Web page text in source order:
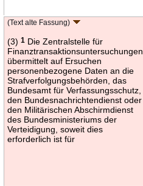
(Text alte Fassung)
(3)1 Die Zentralstelle für
Finanztransaktionsuntersuchungen
übermittelt auf Ersuchen
personenbezogene Daten an die
Strafverfolgungsbehörden, das
Bundesamt für Verfassungsschutz,
den Bundesnachrichtendienst oder
den Militärischen Abschirmdienst
des Bundesministeriums der
Verteidigung, soweit dies
erforderlich ist für